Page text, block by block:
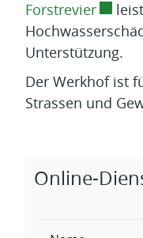
Forstrevier
Unterstützung.
Der Werkhof ist
Strassen und
Zugehörige
Online-